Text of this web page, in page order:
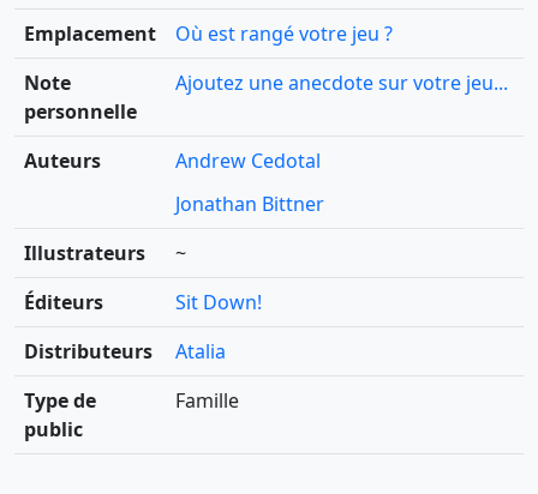
Emplacement
Où est rangé votre jeu ?
Note
personnelle
Ajoutez une anecdote sur votre jeu...
Auteurs
Andrew Cedotal
Jonathan Bittner
Illustrateurs
~
Éditeurs
Sit Down!
Distributeurs
Atalia
Type de
public
Famille